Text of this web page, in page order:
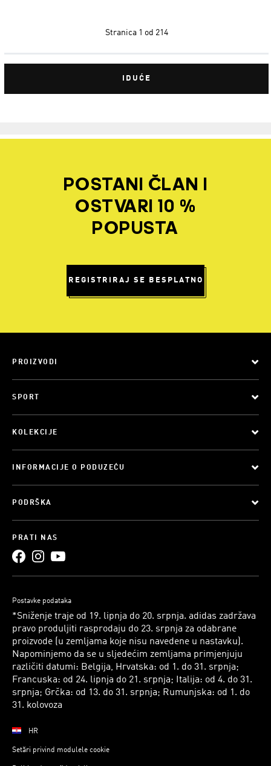
Stranica 1 od 214
IDUĆE
POSTANI ČLAN I
OSTVARI 10 %
POPUSTA
REGISTRIRAJ SE BESPLATNO
PROIZVODI
SPORT
KOLEKCIJE
INFORMACIJE O PODUZEĆU
PODRŠKA
PRATI NAS
Postavke podataka
*Sniženje traje od 19. lipnja do 20. srpnja. adidas zadržava
pravo produljiti rasprodaju do 23. srpnja za odabrane
proizvode (u zemljama koje nisu navedene u nastavku).
Napominjemo da se u sljedećim zemljama primjenjuju
različiti datumi: Belgija, Hrvatska: od 1. do 31. srpnja;
Francuska: od 24. lipnja do 21. srpnja; Italija: od 4. do 31.
srpnja; Grčka: od 13. do 31. srpnja; Rumunjska: od 1. do
31. kolovoza
HR
Setări privind modulele cookie